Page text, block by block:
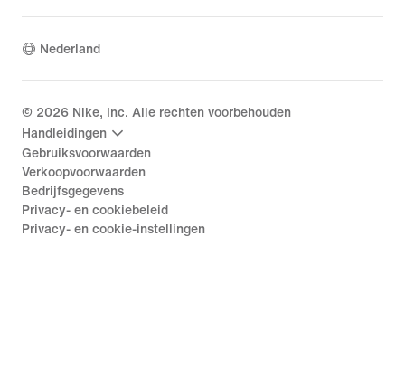
Nederland
© 2026 Nike, Inc. Alle rechten voorbehouden
Handleidingen
Gebruiksvoorwaarden
Verkoopvoorwaarden
Bedrijfsgegevens
Privacy- en cookiebeleid
Privacy- en cookie-instellingen